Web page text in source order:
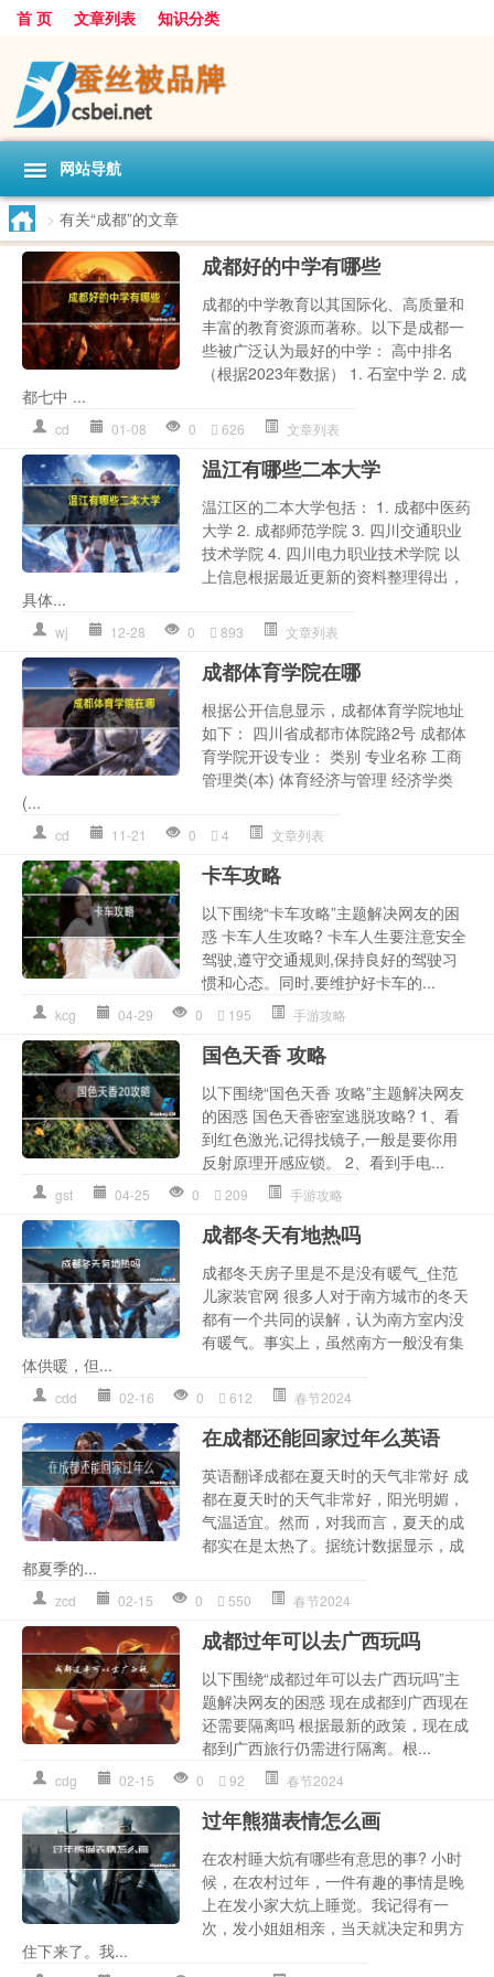
首 页 文章列表 知识分类
网站导航
> 有关“成都”的文章
成都好的中学有哪些
成都的中学教育以其国际化、高质量和
丰富的教育资源而著称。以下是成都一
些被广泛认为最好的中学： 高中排名
（根据2023年数据） 1. 石室中学 2. 成
都七中 ...
cd 01-08 0 626 文章列表
温江有哪些二本大学
温江区的二本大学包括： 1. 成都中医药
大学 2. 成都师范学院 3. 四川交通职业
技术学院 4. 四川电力职业技术学院 以
上信息根据最近更新的资料整理得出，
具体...
wj 12-28 0 893 文章列表
成都体育学院在哪
根据公开信息显示，成都体育学院地址
如下： 四川省成都市体院路2号 成都体
育学院开设专业： 类别 专业名称 工商
管理类(本) 体育经济与管理 经济学类
(...
cd 11-21 0 4 文章列表
卡车攻略
以下围绕“卡车攻略”主题解决网友的困
惑 卡车人生攻略? 卡车人生要注意安全
驾驶,遵守交通规则,保持良好的驾驶习
惯和心态。同时,要维护好卡车的...
kcg 04-29 0 195 手游攻略
国色天香 攻略
以下围绕“国色天香 攻略”主题解决网友
的困惑 国色天香密室逃脱攻略? 1、看
到红色激光,记得找镜子,一般是要你用
反射原理开感应锁。 2、看到手电...
gst 04-25 0 209 手游攻略
成都冬天有地热吗
成都冬天房子里是不是没有暖气_住范
儿家装官网 很多人对于南方城市的冬天
都有一个共同的误解，认为南方室内没
有暖气。事实上，虽然南方一般没有集
体供暖，但...
cdd 02-16 0 612 春节2024
在成都还能回家过年么英语
英语翻译成都在夏天时的天气非常好 成
都在夏天时的天气非常好，阳光明媚，
气温适宜。然而，对我而言，夏天的成
都实在是太热了。据统计数据显示，成
都夏季的...
zcd 02-15 0 550 春节2024
成都过年可以去广西玩吗
以下围绕“成都过年可以去广西玩吗”主
题解决网友的困惑 现在成都到广西现在
还需要隔离吗 根据最新的政策，现在成
都到广西旅行仍需进行隔离。根...
cdg 02-15 0 92 春节2024
过年熊猫表情怎么画
在农村睡大炕有哪些有意思的事? 小时
候，在农村过年，一件有趣的事情是晚
上在发小家大炕上睡觉。我记得有一
次，发小姐姐相亲，当天就决定和男方
住下来了。我...